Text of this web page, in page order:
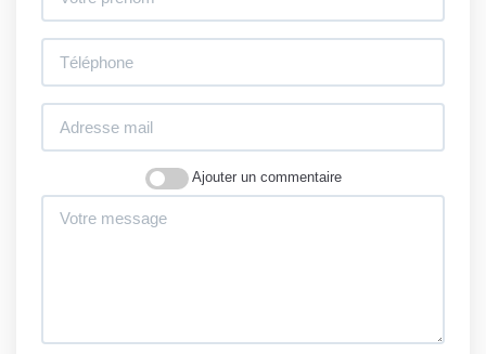
Ajouter un commentaire